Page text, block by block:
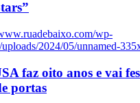
wp-
uploads/2024/05/unnamed-
faz oito anos e vai
portas